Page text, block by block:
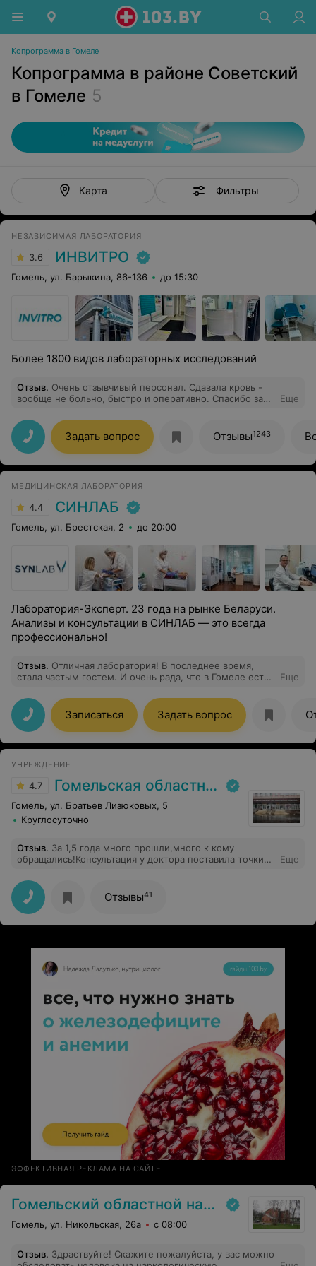
Копрограмма в Гомеле
Копрограмма в районе Советский
в Гомеле 5
Карта Фильтры
НЕЗАВИСИМАЯ ЛАБОРАТОРИЯ
3.6 ИНВИТРО
Гомель, ул. Барыкина, 86-136 до 15:30
Более 1800 видов лабораторных исследований
Отзыв. Очень отзывчивый персонал. Сдавала кровь -
вообще не больно, быстро и оперативно. Спасибо за
Еще
Задать вопрос Отзывы1243
МЕДИЦИНСКАЯ ЛАБОРАТОРИЯ
4.4 СИНЛАБ
Гомель, ул. Брестская, 2 до 20:00
Лаборатория-Эксперт. 23 года на рынке Беларуси.
Анализы и консультации в СИНЛАБ — это всегда
профессионально!
Отзыв. Отличная лаборатория! В последнее время,
стала частым гостем. И очень рада, что в Гомеле есть
врачи! Огромное спасибо за вашу работу!
Еще
Записаться Задать вопрос
УЧРЕЖДЕНИЕ
4.7 Гомельская областная клиническая больница
Гомель, ул. Братьев Лизюковых, 5
Круглосуточно
Отзыв. За 1,5 года много прошли,много к кому
обращались!Консультация у доктора поставила точки
которых хотели знать,и без слов,будто все доктор все
уже всё знал!Очень помог, спасибо, низкий вам
поклон!
Еще
Отзывы41
ЭФФЕКТИВНАЯ РЕКЛАМА НА САЙТЕ
Гомельский oбластной наркологический диспансер
Гомель, ул. Никольская, 26а с 08:00
Отзыв. Здраствуйте! Скажите пожалуйста, у вас можно